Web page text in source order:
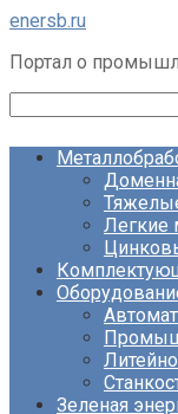
Перейти
контенту
enersb.ru
Портал о
Легкие
Зеленая